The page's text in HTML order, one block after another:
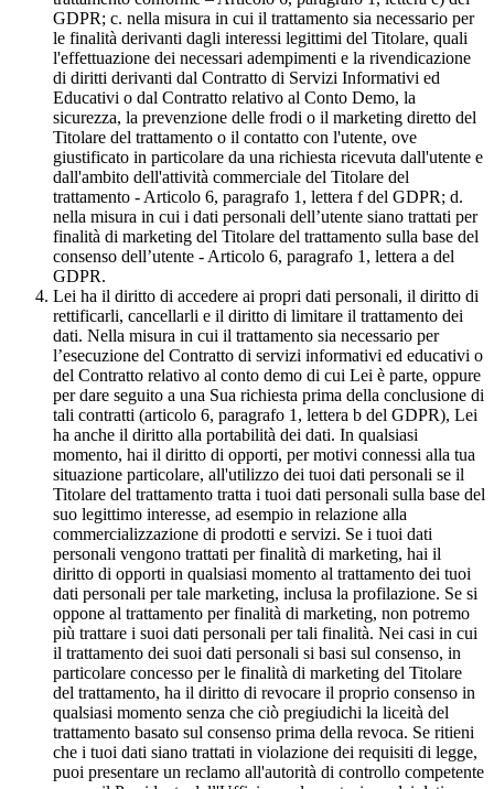
GDPR; c. nella misura in cui il trattamento sia necessario per
le finalità derivanti dagli interessi legittimi del Titolare, quali
l'effettuazione dei necessari adempimenti e la rivendicazione
di diritti derivanti dal Contratto di Servizi Informativi ed
Educativi o dal Contratto relativo al Conto Demo, la
sicurezza, la prevenzione delle frodi o il marketing diretto del
Titolare del trattamento o il contatto con l'utente, ove
giustificato in particolare da una richiesta ricevuta dall'utente e
dall'ambito dell'attività commerciale del Titolare del
trattamento - Articolo 6, paragrafo 1, lettera f del GDPR; d.
nella misura in cui i dati personali dell’utente siano trattati per
finalità di marketing del Titolare del trattamento sulla base del
consenso dell’utente - Articolo 6, paragrafo 1, lettera a del
GDPR.
Lei ha il diritto di accedere ai propri dati personali, il diritto di
rettificarli, cancellarli e il diritto di limitare il trattamento dei
dati. Nella misura in cui il trattamento sia necessario per
l’esecuzione del Contratto di servizi informativi ed educativi o
del Contratto relativo al conto demo di cui Lei è parte, oppure
per dare seguito a una Sua richiesta prima della conclusione di
tali contratti (articolo 6, paragrafo 1, lettera b del GDPR), Lei
ha anche il diritto alla portabilità dei dati. In qualsiasi
momento, hai il diritto di opporti, per motivi connessi alla tua
situazione particolare, all'utilizzo dei tuoi dati personali se il
Titolare del trattamento tratta i tuoi dati personali sulla base del
suo legittimo interesse, ad esempio in relazione alla
commercializzazione di prodotti e servizi. Se i tuoi dati
personali vengono trattati per finalità di marketing, hai il
diritto di opporti in qualsiasi momento al trattamento dei tuoi
dati personali per tale marketing, inclusa la profilazione. Se si
oppone al trattamento per finalità di marketing, non potremo
più trattare i suoi dati personali per tali finalità. Nei casi in cui
il trattamento dei suoi dati personali si basi sul consenso, in
particolare concesso per le finalità di marketing del Titolare
del trattamento, ha il diritto di revocare il proprio consenso in
qualsiasi momento senza che ciò pregiudichi la liceità del
trattamento basato sul consenso prima della revoca. Se ritieni
che i tuoi dati siano trattati in violazione dei requisiti di legge,
puoi presentare un reclamo all'autorità di controllo competente